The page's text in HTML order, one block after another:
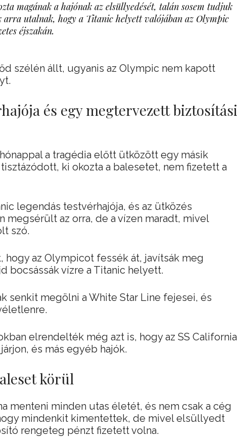
magának a hajónak az elsüllyedését, talán sosem tudjuk
arra utalnak, hogy a Titanic helyett valójában az Olympic
éjszakán.
szélén állt, ugyanis az Olympic nem kapott
és egy megtervezett biztosítási
a tragédia előtt ütközött egy másik
ki okozta a balesetet, nem fizetett a
legendás testvérhajója, és az ütközés
megsérült az orra, de a vízen maradt, mivel
szó.
hogy az Olympicot fessék át, javítsák meg
bocsássák vízre a Titanic helyett.
senkit megölni a White Star Line fejesei, és
elrendelték még azt is, hogy az SS California
és más egyéb hajók.
körül
menteni minden utas életét, és nem csak a cég
mindenkit kimentettek, de mivel elsüllyedt
rengeteg pénzt fizetett volna.